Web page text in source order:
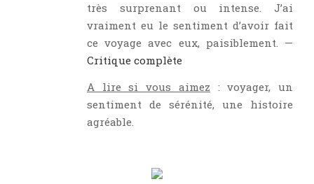
très surprenant ou intense. J’ai
vraiment eu le sentiment d’avoir fait
ce voyage avec eux, paisiblement. —
Critique complète
A lire si vous aimez : voyager, un
sentiment de sérénité, une histoire
agréable.